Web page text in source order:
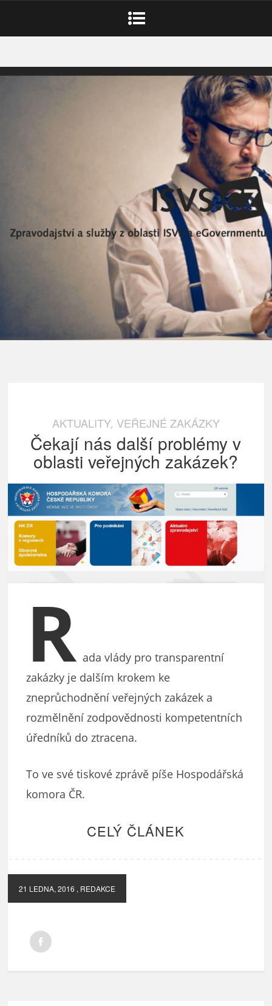
AKTUALITY, VEŘEJNÉ ZAKÁZKY
Čekají nás další problémy v
oblasti veřejných zakázek?
R ada vlády pro transparentní
zakázky je dalším krokem ke
zneprůchodnění veřejných zakázek a
rozmělnění zodpovědnosti kompetentních
úředníků do ztracena.
To ve své tiskové zprávě píše Hospodářská
komora ČR.
CELÝ ČLÁNEK
21 LEDNA, 2016 , REDAKCE